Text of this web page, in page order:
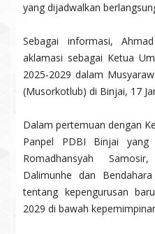
yang dijadwalkan
Sebagai informasi,
aklamasi sebagai Ketua
2025-2029 dalam
(Musorkotlub) di Binjai, 17
Dalam pertemuan dengan
Panpel PDBI Binjai
Romadhansyah
Dalimunhe dan
tentang kepengurusan
2029 di bawah